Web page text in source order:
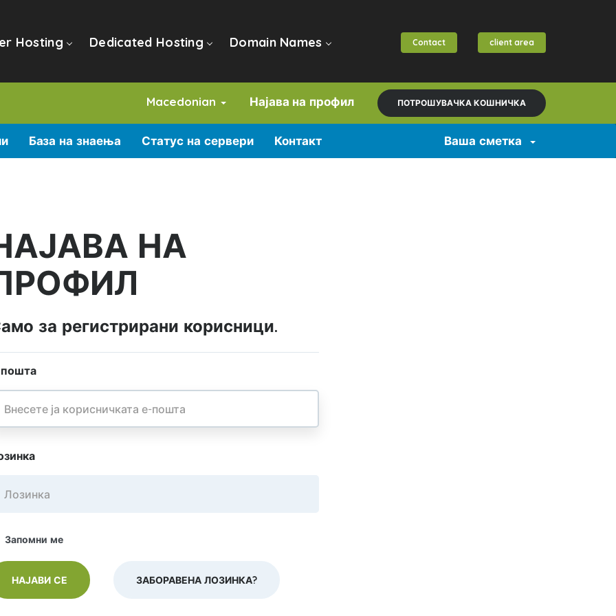
Hosting Dedicated Hosting Domain Names Contact client area
Macedonian Најава на профил ПОТРОШУВАЧКА КОШНИЧКА
База на знаења Статус на сервери Контакт Ваша сметка
НА
за регистрирани корисници.
Запомни ме
ЗАБОРАВЕНА ЛОЗИНКА?